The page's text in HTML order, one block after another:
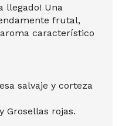
llegado! Una
frutal,
característico
salvaje y corteza
Grosellas rojas.